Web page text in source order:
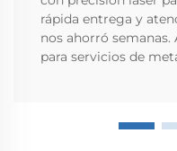
rápida entrega y
nos ahorró
para servicios de